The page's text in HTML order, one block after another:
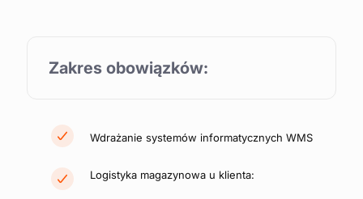
Zakres obowiązków:
Wdrażanie systemów informatycznych WMS
Logistyka magazynowa u klienta: